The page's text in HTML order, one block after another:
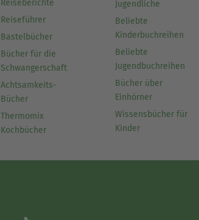
Reiseberichte
Reiseführer
Bastelbücher
Bücher für die
Schwangerschaft
Achtsamkeits-
Bücher
Thermomix
Kochbücher
Jugendliche
Beliebte
Kinderbuchreihen
Beliebte
Jugendbuchreihen
Bücher über
Einhörner
Wissensbücher für
Kinder